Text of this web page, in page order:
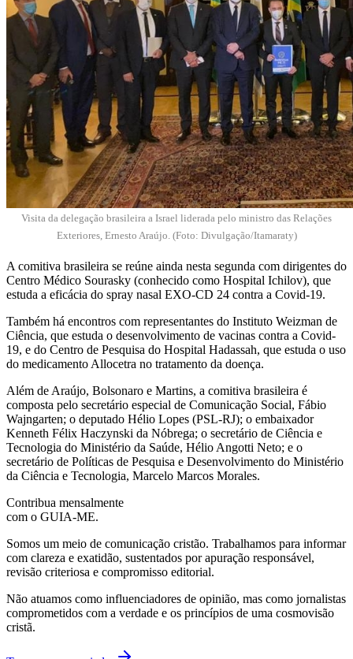
Visita da delegação brasileira a Israel liderada pelo ministro das Relações
Exteriores, Ernesto Araújo. (Foto: Divulgação/Itamaraty)
A comitiva brasileira se reúne ainda nesta segunda com dirigentes do
Centro Médico Sourasky (conhecido como Hospital Ichilov), que
estuda a eficácia do spray nasal EXO-CD 24 contra a Covid-19.
Também há encontros com representantes do Instituto Weizman de
Ciência, que estuda o desenvolvimento de vacinas contra a Covid-
19, e do Centro de Pesquisa do Hospital Hadassah, que estuda o uso
do medicamento Allocetra no tratamento da doença.
Além de Araújo, Bolsonaro e Martins, a comitiva brasileira é
composta pelo secretário especial de Comunicação Social, Fábio
Wajngarten; o deputado Hélio Lopes (PSL-RJ); o embaixador
Kenneth Félix Haczynski da Nóbrega; o secretário de Ciência e
Tecnologia do Ministério da Saúde, Hélio Angotti Neto; e o
secretário de Políticas de Pesquisa e Desenvolvimento do Ministério
da Ciência e Tecnologia, Marcelo Marcos Morales.
Contribua mensalmente
com o GUIA-ME.
Somos um meio de comunicação cristão. Trabalhamos para informar
com clareza e exatidão, sustentados por apuração responsável,
revisão criteriosa e compromisso editorial.
Não atuamos como influenciadores de opinião, mas como jornalistas
comprometidos com a verdade e os princípios de uma cosmovisão
cristã.